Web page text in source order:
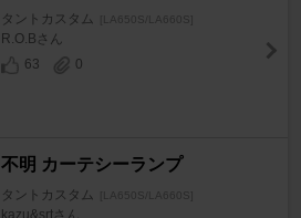
タントカスタム [LA650S/LA660S]
R.O.Bさん
63
0
不明 カーテシーランプ
タントカスタム [LA650S/LA660S]